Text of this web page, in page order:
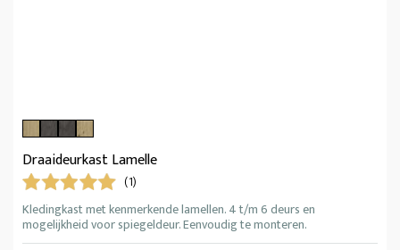
Draaideurkast Lamelle
(1)
Kledingkast met kenmerkende lamellen. 4 t/m 6 deurs en
mogelijkheid voor spiegeldeur. Eenvoudig te monteren.